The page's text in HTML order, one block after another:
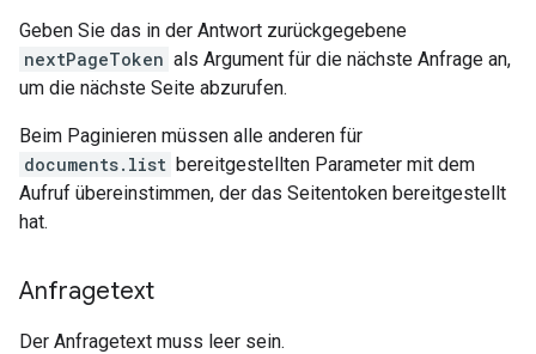
Geben Sie das in der Antwort zurückgegebene
nextPageToken als Argument für die nächste Anfrage an,
um die nächste Seite abzurufen.
Beim Paginieren müssen alle anderen für
documents.list bereitgestellten Parameter mit dem
Aufruf übereinstimmen, der das Seitentoken bereitgestellt
hat.
Anfragetext
Der Anfragetext muss leer sein.